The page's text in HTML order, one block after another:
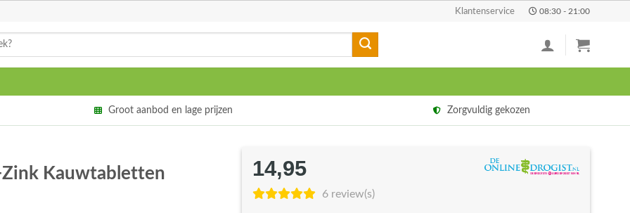
Klantenservice 08:30 - 21:00
Groot aanbod en lage prijzen Zorgvuldig gekozen
Kauwtabletten
14,95
6 review(s)